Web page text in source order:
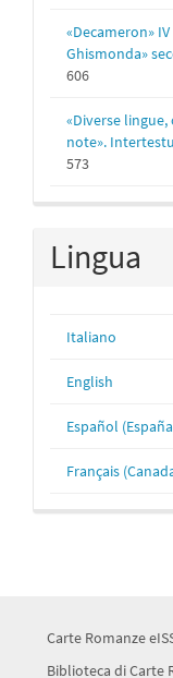
«Decameron»
Ghismonda»
606
«Diverse
note».
573
Lingua
Italiano
English
Español
Français
Carte Romanze
Biblioteca di Carte